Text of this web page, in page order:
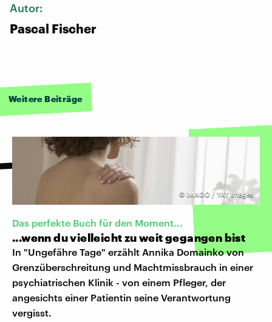
Autor:
Pascal Fischer
Weitere Beiträge
© IMAGO / YAY Images
Das perfekte Buch für den Moment...
...wenn du vielleicht zu weit gegangen bist
In "Ungefähre Tage" erzählt Annika Domainko von
Grenzüberschreitung und Machtmissbrauch in einer
psychiatrischen Klinik - von einem Pfleger, der
angesichts einer Patientin seine Verantwortung
vergisst.